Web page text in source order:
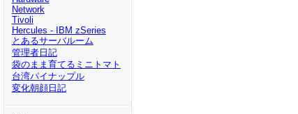
Network
Tivoli
Hercules - IBM zSeries
とあるサーバルーム
管理者日記
袋のまま育てるミニトマト
台湾パイナップル
変化朝顔日記